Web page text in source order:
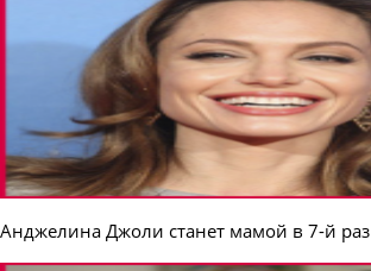
Анджелина Джоли станет мамой в 7-й раз